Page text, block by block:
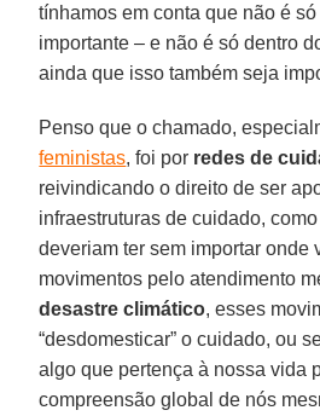
tínhamos em conta que não é
importante – e não é só dentro
ainda que isso também seja
Penso que o chamado,
feministas, foi por redes de
reivindicando o direito de ser
infraestruturas de cuidado,
deveriam ter sem importar onde
movimentos pelo atendimento
desastre climático, esses
“desdomesticar” o cuidado, ou
algo que pertença à nossa vida
compreensão global de nós